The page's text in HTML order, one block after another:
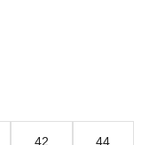
42 44